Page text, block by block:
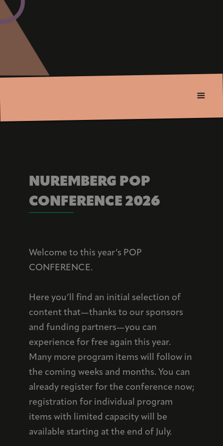
NUREMBERG POP
CONFERENCE 2026
Welcome to this year’s POP
CONFERENCE.
Here you’ll find an initial selection of
content that—thanks to our sponsors
and funding partners—you can
experience for free again this year.
Many more program items will follow in
the coming weeks and months. You can
already register for the conference now;
registration for individual program
items with limited capacity will be
available starting at the end of July.